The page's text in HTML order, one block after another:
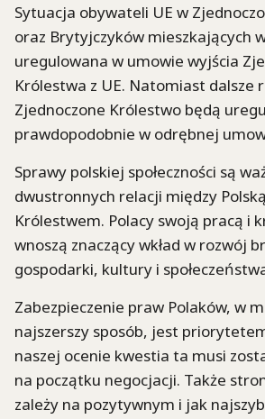
Sytuacja obywateli UE w
oraz Brytyjczyków mieszkających
uregulowana w umowie wyjścia
Królestwa z UE. Natomiast dalsze
Zjednoczone Królestwo będą
prawdopodobnie w odrębnej
Sprawy polskiej społeczności są
dwustronnych relacji między
Królestwem. Polacy swoją pracą i
wnoszą znaczący wkład w rozwój
gospodarki, kultury i
Zabezpieczenie praw Polaków, w
najszerszy sposób, jest
naszej ocenie kwestia ta musi
na początku negocjacji. Także
zależy na pozytywnym i jak